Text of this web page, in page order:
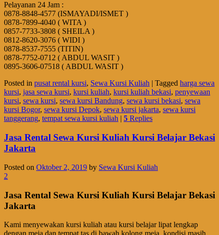
Pelayanan 24 Jam :
0878-8848-4577 (ISMAYADI/ISMET )
0878-7899-4040 ( WITA )
0857-7733-3808 ( SHEILA )
0812-8620-3076 ( WIDI )
0878-8537-7555 (TITIN)
0878-7752-0712 ( ABDUL WASIT )
0895-3606-07518 ( ABDUL WASIT )
Posted in pusat rental kursi, Sewa Kursi Kuliah | Tagged harga sewa
kursi, jasa sewa kursi, kursi kuliah, kursi kuliah bekasi, penyewaan
kursi, sewa kursi, sewa kursi Bandung, sewa kursi bekasi, sewa
kursi Bogor, sewa kursi Depok, sewa kursi jakarta, sewa kursi
tanggerang, tempat sewa kursi kuliah | 5 Replies
Jasa Rental Sewa Kursi Kuliah Kursi Belajar Bekasi
Jakarta
Posted on Oktober 2, 2019 by Sewa Kursi Kuliah
2
Jasa Rental Sewa Kursi Kuliah Kursi Belajar Bekasi
Jakarta
Kami menyewakan kursi kuliah atau kursi belajar lipat lengkap